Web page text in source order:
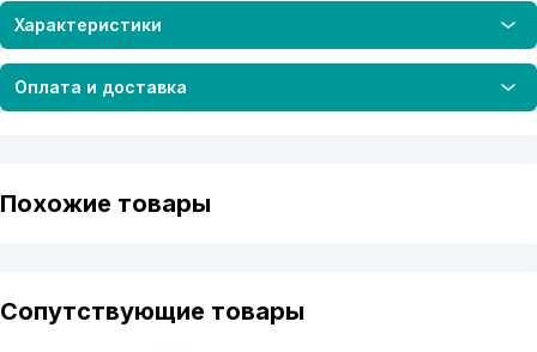
Характеристики
Оплата и доставка
Похожие товары
Сопутствующие товары